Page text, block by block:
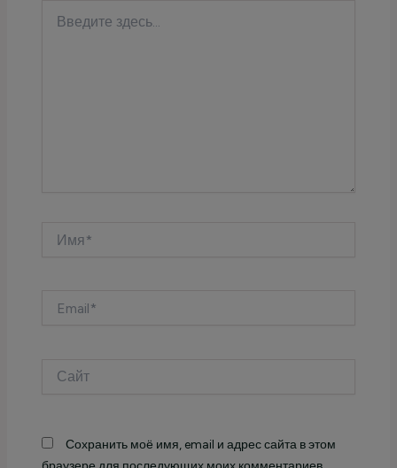
здесь...
Сохранить моё имя, email и адрес сайта в этом